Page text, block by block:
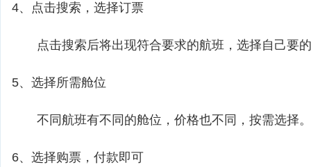
4、点击搜索，选择订票
点击搜索后将出现符合要求的航班，选择自己要
5、选择所需舱位
不同航班有不同的舱位，价格也不同，按需选择。
6、选择购票，付款即可